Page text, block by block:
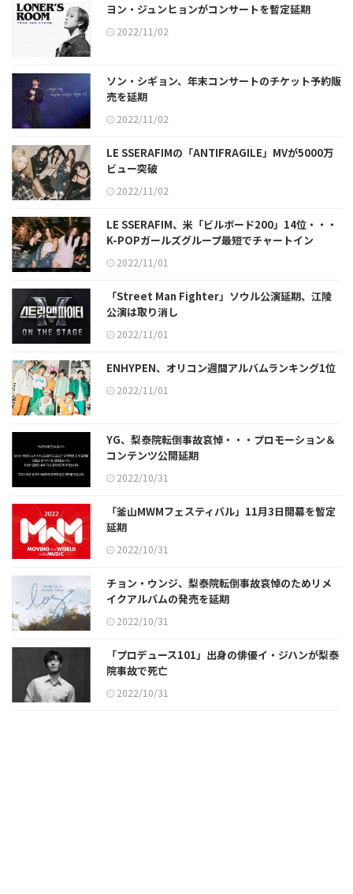
ヨン・ジュンヒョンがコンサートを暫定延期
2022/11/02
ソン・シギョン、年末コンサートのチケット予約販
売を延期
2022/11/02
LE SSERAFIMの「ANTIFRAGILE」MVが5000万
ビュー突破
2022/11/02
LE SSERAFIM、米「ビルボード200」14位・・・
K-POPガールズグループ最短でチャートイン
2022/11/01
「Street Man Fighter」ソウル公演延期、江陵
公演は取り消し
2022/11/01
ENHYPEN、オリコン週間アルバムランキング1位
2022/11/01
YG、梨泰院転倒事故哀悼・・・プロモーション＆
コンテンツ公開延期
2022/10/31
「釜山MWMフェスティバル」11月3日開幕を暫定
延期
2022/10/31
チョン・ウンジ、梨泰院転倒事故哀悼のためリメ
イクアルバムの発売を延期
2022/10/31
「プロデュース101」出身の俳優イ・ジハンが梨泰
院事故で死亡
2022/10/31